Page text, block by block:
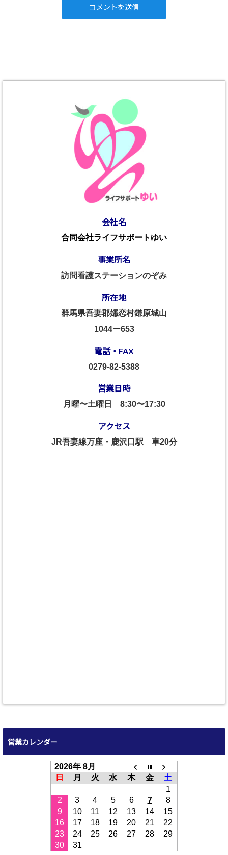
会社名
合同会社ライフサポートゆい
事業所名
訪問看護ステーションのぞみ
所在地
群馬県吾妻郡嬬恋村鎌原城山
1044ー653
電話・FAX
0279-82-5388
営業日時
月曜〜土曜日 8:30〜17:30
アクセス
JR吾妻線万座・鹿沢口駅 車20分
営業カレンダー
2026年 8月
日
月 火 水 木 金
土
1
2
3 4 5 6 7
8
9
10 11 12 13 14
15
16
17 18 19 20 21
22
23
24 25 26 27 28
29
30
31